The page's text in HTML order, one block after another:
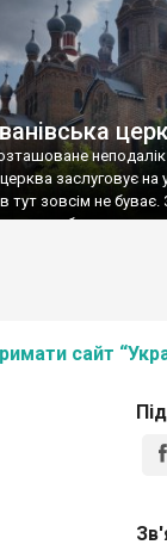
неподалік
заслуговує на
тут зовсім не
мешкає близько
сайт